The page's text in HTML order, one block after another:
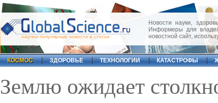
научно-популярные новости и статьи
Новости науки,
Информеры для
новостной сайт,
КОСМОС ЗДОРОВЬЕ ТЕХНОЛОГИИ КАТАСТРОФЫ
Землю ожидает